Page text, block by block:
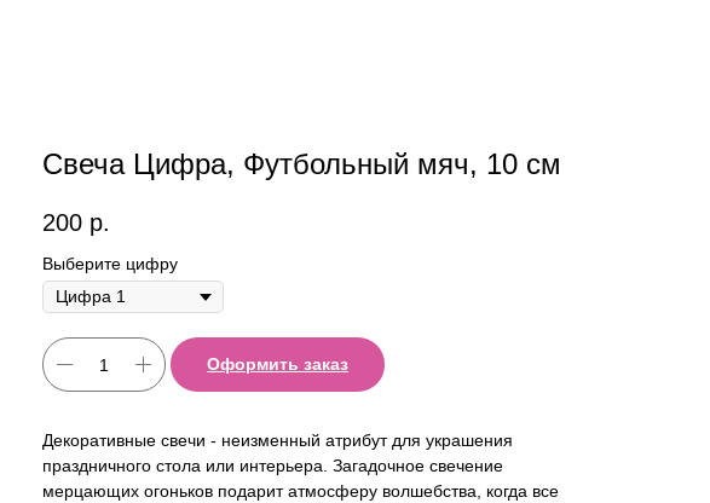
Свеча Цифра, Футбольный мяч, 10 см
200 р.
Выберите цифру
Оформить заказ
Декоративные свечи - неизменный атрибут для украшения
праздничного стола или интерьера. Загадочное свечение
мерцающих огоньков подарит атмосферу волшебства, когда все